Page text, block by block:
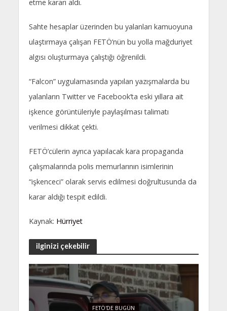
etme kararı aldı.
Sahte hesaplar üzerinden bu yalanları kamuoyuna
ulaştırmaya çalışan FETÖ’nün bu yolla mağduriyet
algısı oluşturmaya çalıştığı öğrenildi.
“Falcon” uygulamasında yapılan yazışmalarda bu
yalanların Twitter ve Facebook’ta eski yıllara ait
işkence görüntüleriyle paylaşılması talimatı
verilmesi dikkat çekti.
FETÖ’cülerin ayrıca yapılacak kara propaganda
çalışmalarında polis memurlarının isimlerinin
“işkenceci” olarak servis edilmesi doğrultusunda da
karar aldığı tespit edildi.
Kaynak: Hürriyet
ilginizi çekebilir
FETÖ'DE BUGÜN